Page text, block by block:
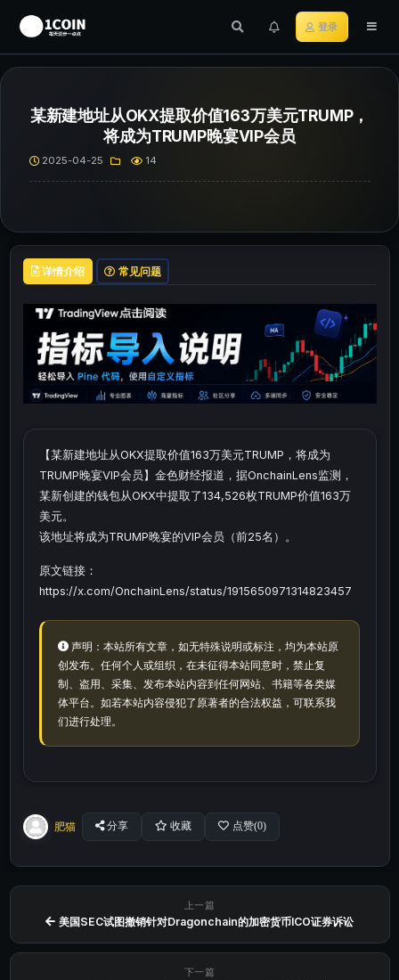
登录
某新建地址从OKX提取价值163万美元TRUMP，
将成为TRUMP晚宴VIP会员
2025-04-25 14
详情介绍 常见问题
【某新建地址从OKX提取价值163万美元TRUMP，将成为
TRUMP晚宴VIP会员】金色财经报道，据OnchainLens监测，
某新创建的钱包从OKX中提取了134,526枚TRUMP价值163万
美元。
该地址将成为TRUMP晚宴的VIP会员（前25名）。
原文链接：
https://x.com/OnchainLens/status/1915650971314823457
声明：本站所有文章，如无特殊说明或标注，均为本站原
创发布。任何个人或组织，在未征得本站同意时，禁止复
制、盗用、采集、发布本站内容到任何网站、书籍等各类媒
体平台。如若本站内容侵犯了原著者的合法权益，可联系我
们进行处理。
肥猫 分享 收藏 点赞(0)
上一篇
美国SEC试图撤销针对Dragonchain的加密货币ICO证券诉讼
下一篇